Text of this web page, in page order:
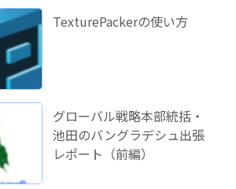
TexturePackerの使い方
グローバル戦略本部統括・
池田のバングラデシュ出張
レポート（前編）